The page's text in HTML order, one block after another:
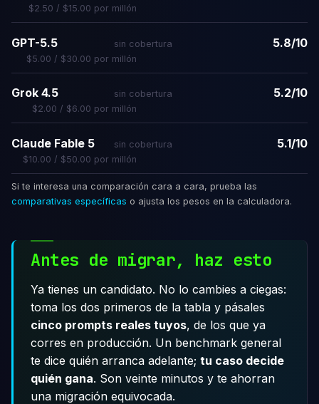
$2.50 / $15.00 por millón
GPT-5.5 sin cobertura 5.8/10
$5.00 / $30.00 por millón
Grok 4.5 sin cobertura 5.2/10
$2.00 / $6.00 por millón
Claude Fable 5 sin cobertura 5.1/10
$10.00 / $50.00 por millón
Si te interesa una comparación cara a cara, prueba las
comparativas específicas o ajusta los pesos en la calculadora.
Antes de migrar, haz esto
Ya tienes un candidato. No lo cambies a ciegas:
toma los dos primeros de la tabla y pásales
cinco prompts reales tuyos, de los que ya
corres en producción. Un benchmark general
te dice quién arranca adelante; tu caso decide
quién gana. Son veinte minutos y te ahorran
una migración equivocada.